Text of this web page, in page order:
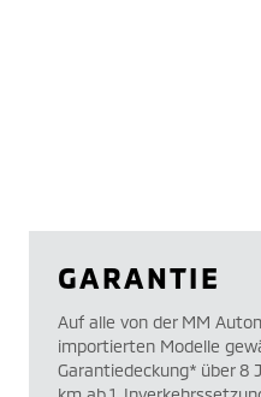
GARANTIE
Auf alle von der MM
importierten Modelle
Garantiedeckung* über 8